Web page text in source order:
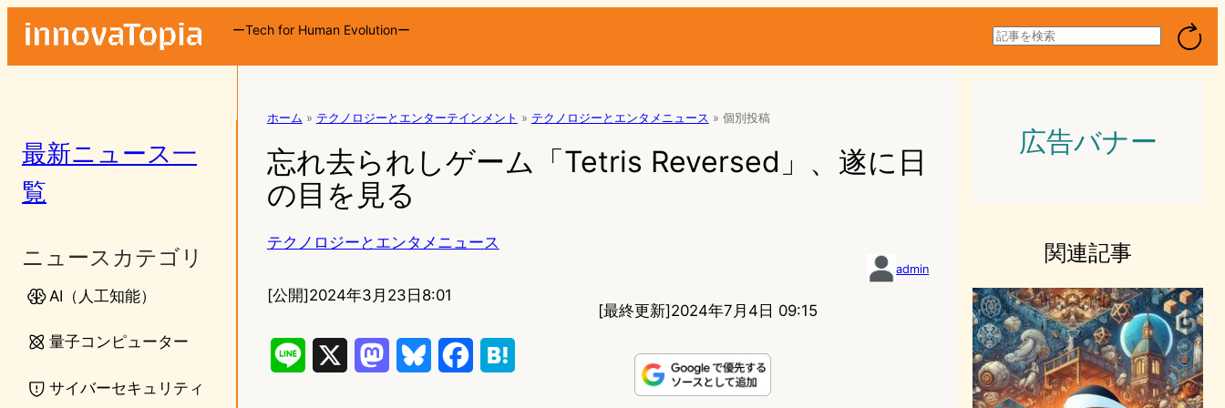
ーTech for Human Evolutionー
検
索
最新ニュース一
覧
ニュースカテゴリ
AI（人工知能）
量子コンピューター
サイバーセキュリティ
ホーム » テクノロジーとエンターテインメント » テクノロジーとエンタメニュース » 個別投稿
忘れ去られしゲーム「Tetris Reversed」、遂に日
の目を見る
テクノロジーとエンタメニュース
admin
[公開]2024年3月23日8:01
[最終更新]2024年7月4日 09:15
広告バナー
関連記事